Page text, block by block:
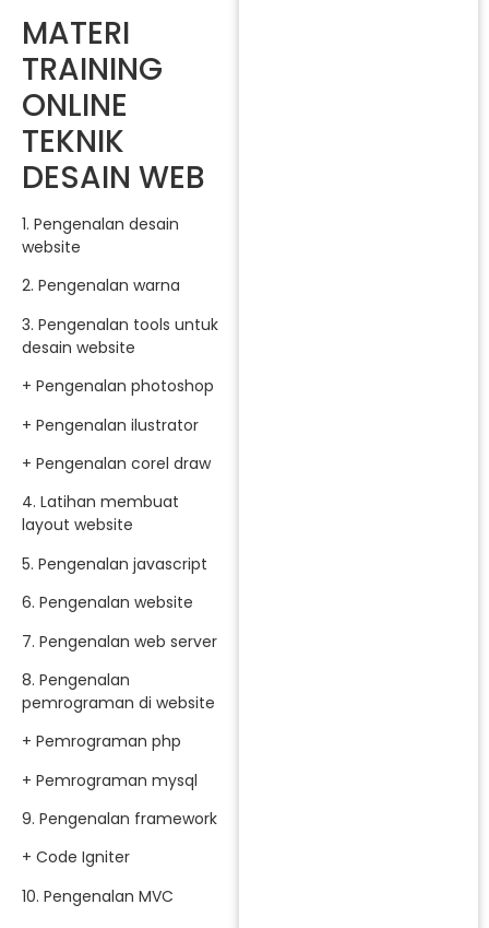
MATERI
TRAINING
ONLINE
TEKNIK
DESAIN WEB
1. Pengenalan desain
website
2. Pengenalan warna
3. Pengenalan tools untuk
desain website
+ Pengenalan photoshop
+ Pengenalan ilustrator
+ Pengenalan corel draw
4. Latihan membuat
layout website
5. Pengenalan javascript
6. Pengenalan website
7. Pengenalan web server
8. Pengenalan
pemrograman di website
+ Pemrograman php
+ Pemrograman mysql
9. Pengenalan framework
+ Code Igniter
10. Pengenalan MVC